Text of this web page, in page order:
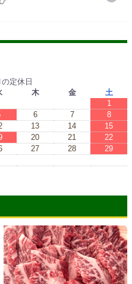
定休日
木 金
土
1
6 7
8
13 14
15
20 21
22
27 28
29